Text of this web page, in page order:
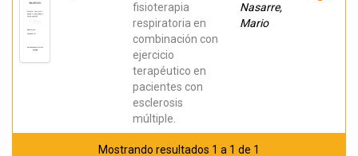
fisioterapia
respiratoria en
combinación con
ejercicio
terapéutico en
pacientes con
esclerosis
múltiple.
Nasarre,
Mario
Mostrando resultados 1 a 1 de 1